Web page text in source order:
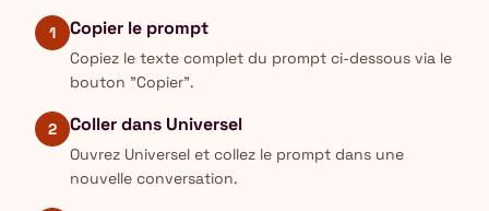
1 Copier le prompt
Copiez le texte complet du prompt ci-dessous via le
bouton "Copier".
2 Coller dans Universel
Ouvrez Universel et collez le prompt dans une
nouvelle conversation.